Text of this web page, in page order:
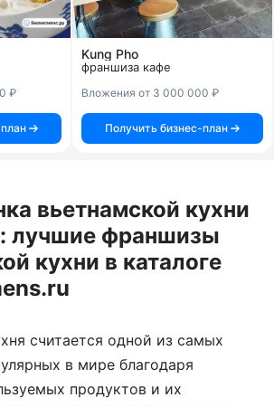
₽
Kung Pho
франшиза кафе
Вложения от 3 000 000 ₽
Получить бизнес-план
вьетнамской кухни
лучшие франшизы
кухни в каталоге
считается одной из самых
в мире благодаря
продуктов и их